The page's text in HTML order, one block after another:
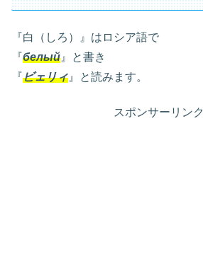
『白（しろ）』はロシア語で
『белый 』と書き
『ビェリィ 』と読みます。
スポンサーリンク